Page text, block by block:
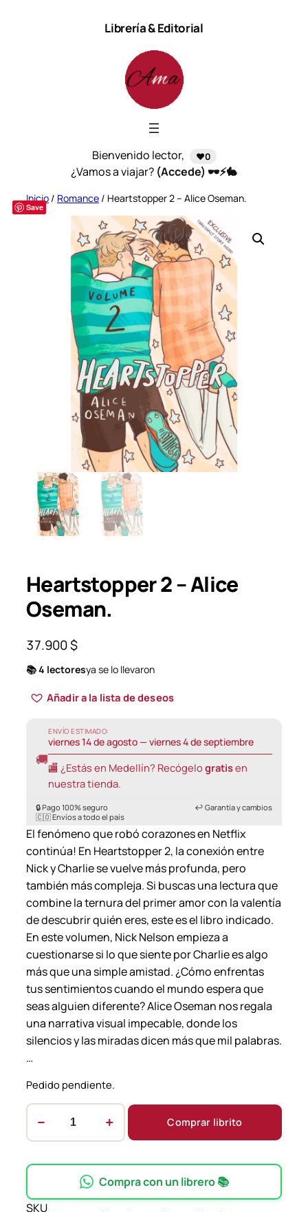
Librería & Editorial
Bienvenido lector, ❤️0
¿Vamos a viajar? (Accede) 🕶️⚡🐇
Save
Inicio / Romance / Heartstopper 2 – Alice Oseman.
Heartstopper 2 – Alice
Oseman.
37.900$
📚 4 lectoresya se lo llevaron
Añadir a la lista de deseos
🚚
ENVÍO ESTIMADO:
viernes 14 de agosto — viernes 4 de septiembre
🏬 ¿Estás en Medellín? Recógelo gratisen
nuestra tienda.
🔒 Pago 100% seguro
↩️ Garantía y cambios
🇨🇴 Envíos a todo el país
El fenómeno que robó corazones en Netflix
continúa! En Heartstopper 2, la conexión entre
Nick y Charlie se vuelve más profunda, pero
también más compleja. Si buscas una lectura que
combine la ternura del primer amor con la valentía
de descubrir quién eres, este es el libro indicado.
En este volumen, Nick Nelson empieza a
cuestionarse si lo que siente por Charlie es algo
más que una simple amistad. ¿Cómo enfrentas
tus sentimientos cuando el mundo espera que
seas alguien diferente? Alice Oseman nos regala
una narrativa visual impecable, donde los
silencios y las miradas dicen más que mil palabras.
…
Pedido pendiente.
e
a
t
− + Comprar librito
Compra con un librero 📚
SKU